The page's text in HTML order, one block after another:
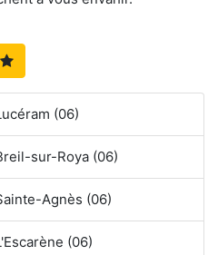
(06)
sur-Roya (06)
Agnès (06)
(06)